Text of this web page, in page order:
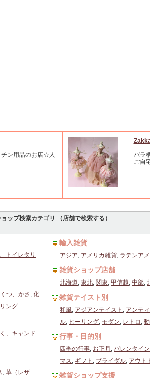
ン用品のお店☆人
バラ
ご自
ップ検索カテゴリ （店舗で検索する）
トイレタリ
くつ、かさ , 化
ング
、キャンド
, 革（レザ
輸入雑貨
アジア, アメリカ雑貨, ラテンア
雑貨ショップ店舗
北海道, 東北, 関東, 甲信越, 中部,
雑貨テイスト別
和風, アジアンテイスト , アンテ
ル, ヒーリング, モダン, レトロ ,
行事・目的別
四季の行事, お正月 , バレンタイン
マス, ギフト , ブライダル, アウト
雑貨ショップ支援